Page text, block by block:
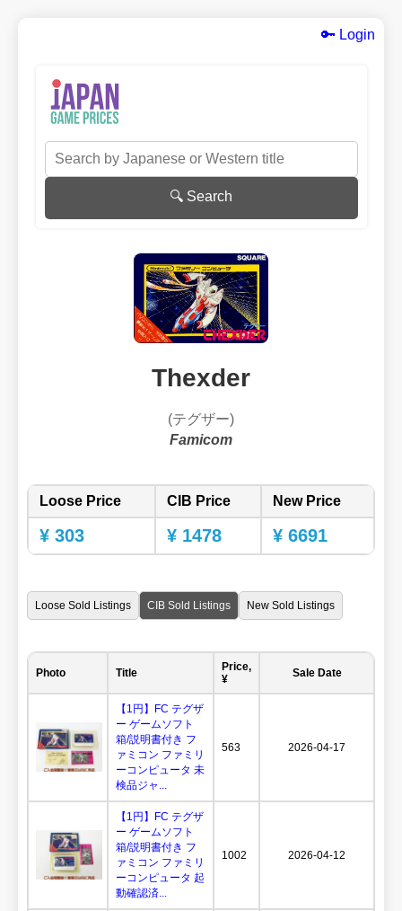
🔑 Login
🔍 Search
Thexder
(テグザー)
Famicom
Loose Price CIB Price New Price
¥ 303 ¥ 1478 ¥ 6691
Loose Sold Listings CIB Sold Listings New Sold Listings
Photo Title
Price,
¥
Sale Date
【1円】FC テグザ
ー ゲームソフト
箱/説明書付き フ
ァミコン ファミリ
ーコンピュータ 未
検品ジャ...
563 2026-04-17
【1円】FC テグザ
ー ゲームソフト
箱/説明書付き フ
ァミコン ファミリ
ーコンピュータ 起
動確認済...
1002 2026-04-12